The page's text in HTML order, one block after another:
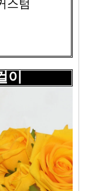
스텀
이